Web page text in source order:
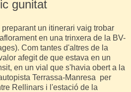
gunitat
un itinerari vaig trobar
en una trinxera de la BV-
Com tantes d'altres de la
afegit de que estava en un
en un vial que s'havia obert a la
Terrassa-Manresa per
Rellinars i l'estació de la